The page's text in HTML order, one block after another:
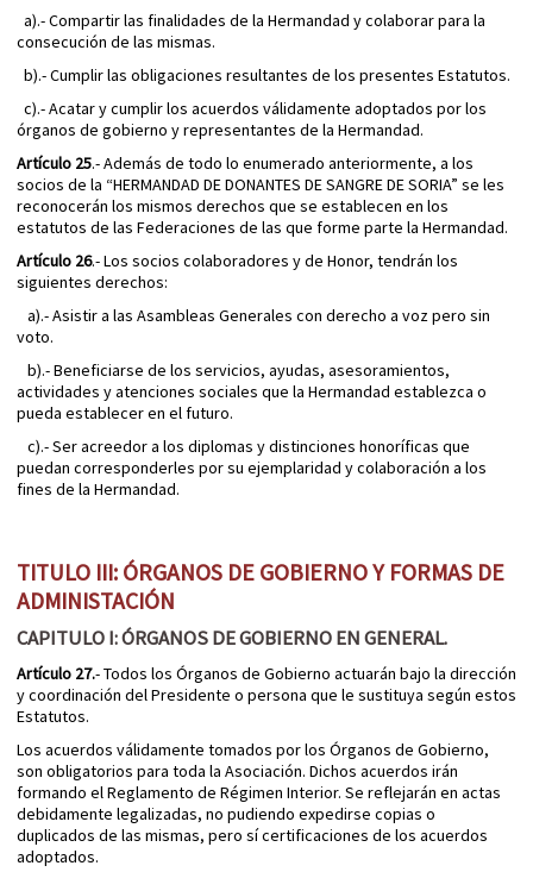
a).- Compartir las finalidades de la Hermandad y colaborar para la
consecución de las mismas.
b).- Cumplir las obligaciones resultantes de los presentes Estatutos.
c).- Acatar y cumplir los acuerdos válidamente adoptados por los
órganos de gobierno y representantes de la Hermandad.
Artículo 25.- Además de todo lo enumerado anteriormente, a los
socios de la “HERMANDAD DE DONANTES DE SANGRE DE SORIA” se les
reconocerán los mismos derechos que se establecen en los
estatutos de las Federaciones de las que forme parte la Hermandad.
Artículo 26.- Los socios colaboradores y de Honor, tendrán los
siguientes derechos:
a).- Asistir a las Asambleas Generales con derecho a voz pero sin
voto.
b).- Beneficiarse de los servicios, ayudas, asesoramientos,
actividades y atenciones sociales que la Hermandad establezca o
pueda establecer en el futuro.
c).- Ser acreedor a los diplomas y distinciones honoríficas que
puedan corresponderles por su ejemplaridad y colaboración a los
fines de la Hermandad.
TITULO III: ÓRGANOS DE GOBIERNO Y FORMAS DE
ADMINISTACIÓN
CAPITULO I: ÓRGANOS DE GOBIERNO EN GENERAL.
Artículo 27.- Todos los Órganos de Gobierno actuarán bajo la dirección
y coordinación del Presidente o persona que le sustituya según estos
Estatutos.
Los acuerdos válidamente tomados por los Órganos de Gobierno,
son obligatorios para toda la Asociación. Dichos acuerdos irán
formando el Reglamento de Régimen Interior. Se reflejarán en actas
debidamente legalizadas, no pudiendo expedirse copias o
duplicados de las mismas, pero sí certificaciones de los acuerdos
adoptados.